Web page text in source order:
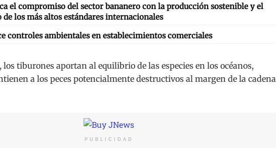
el compromiso del sector bananero con la producción sostenible y el
los más altos estándares internacionales
controles ambientales en establecimientos comerciales
tiburones aportan al equilibrio de las especies en los océanos,
a los peces potencialmente destructivos al margen de la cadena
PUBLICIDAD